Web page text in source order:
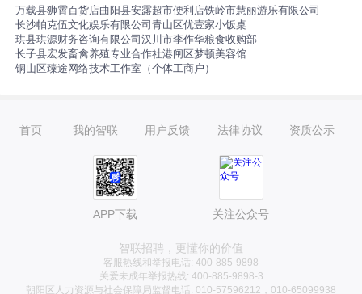
万载县狮霄百货店曲阳县安露超市便利店铁岭市慧丽游乐有限公司
长沙帕克伍文化娱乐有限公司青山区优壹家小饭桌
珙县珙源财务咨询有限公司汉川市李作华粮食收购部
长子县宏发畜禽养殖专业合作社港闸区梦顿美容馆
铜山区臻途网络技术工作室（个体工商户）
首页 我的智联 用户反馈 法律协议 资质公示
APP下载 关注公众号
智联招聘，更懂你的价值
客服热线和举报电话: 400-885-9898
关爱未成年举报热线: 400-885-9898-3
朝阳区人力资源与社会保障局监督电话: 010-57596212，010-65099938